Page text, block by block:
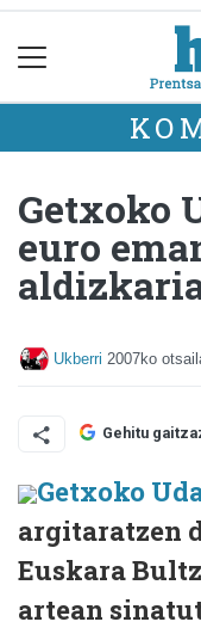
Getxoko
euro
Ukberri 2007ko
Gehitu
Getxoko
argitaratzen
Euskara
artean